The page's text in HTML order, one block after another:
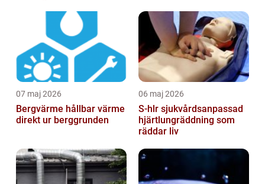
07 maj 2026
Bergvärme hållbar värme
direkt ur berggrunden
06 maj 2026
S-hlr sjukvårdsanpassad
hjärtlungräddning som
räddar liv